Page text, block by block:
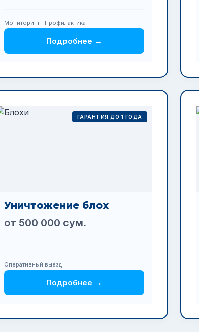
Мониторинг · Профилактика
Подробнее →
ГАРАНТИЯ ДО 1 ГОДА
Уничтожение блох
от 500 000 сум.
Оперативный выезд
Подробнее →